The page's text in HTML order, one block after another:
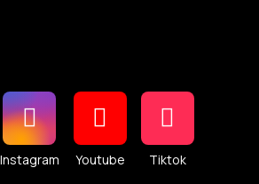
Instagram Youtube Tiktok